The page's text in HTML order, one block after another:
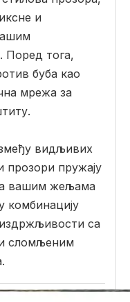
и
Поред тога,
буба као
мрежа за
видљивих
пружају
вашим жељама
комбинацију
са
сломљеним